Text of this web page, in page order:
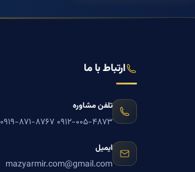
ارتباط با ما
تلفن مشاوره
۰۹۱۲-۰۰۵-۴۸۷۳ ۰۹۱۹-۸۷۱-۸۷۶۷
ایمیل
mazyarmir.com@gmail.com